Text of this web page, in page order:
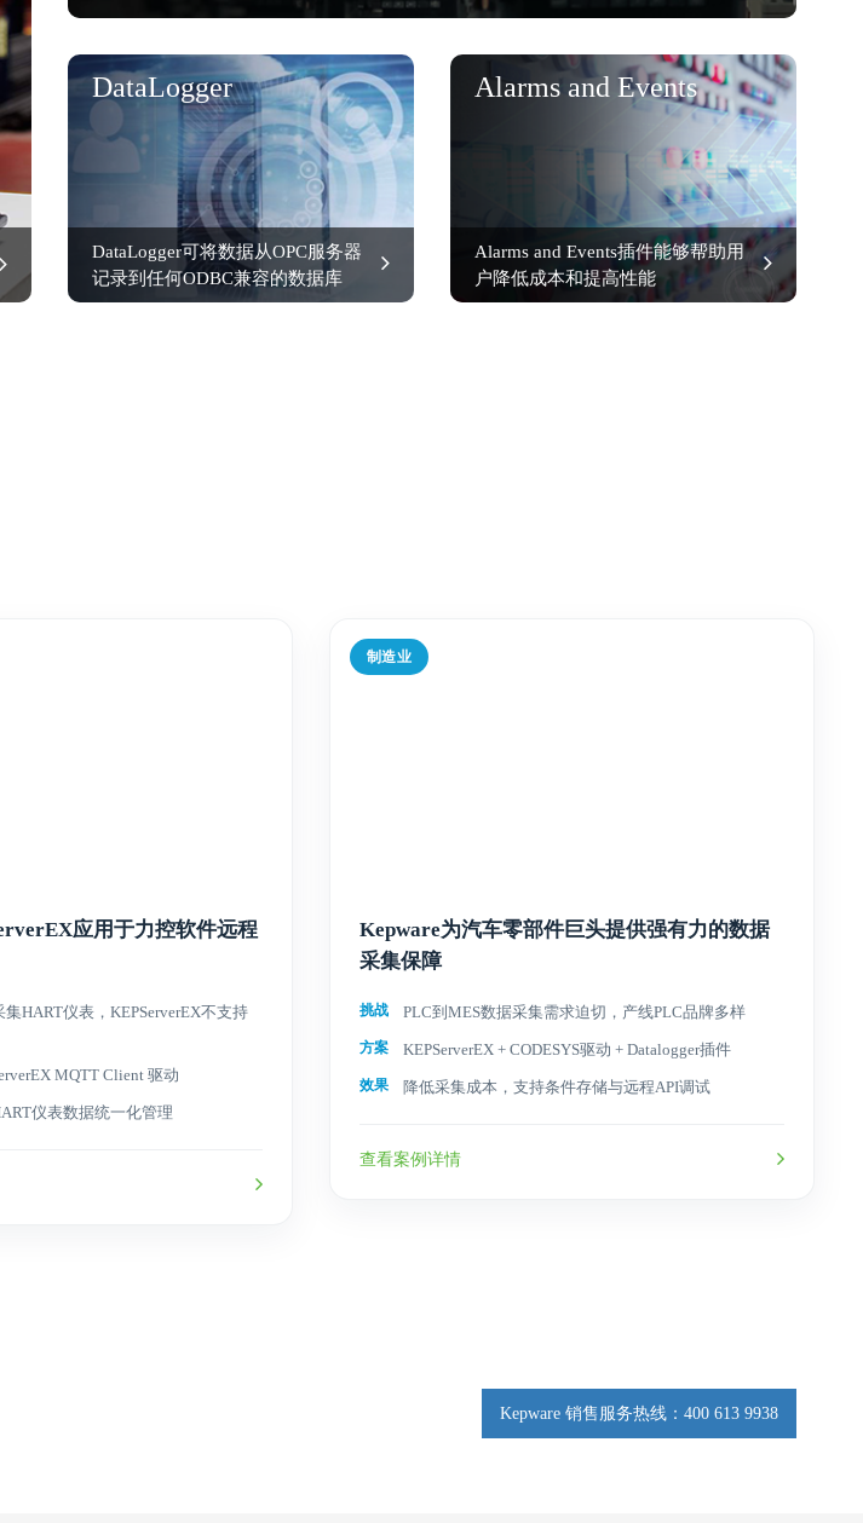
DataLogger
DataLogger可将数据从OPC服务器
记录到任何ODBC兼容的数据库
Alarms and Events
Alarms and Events插件能够帮助用
户降低成本和提高性能
应用于力控软件远程
HART仪表，KEPServerEX不支持
MQTT Client 驱动
仪表数据统一化管理
制造业
Kepware为汽车零部件巨头提供强有力的数据
采集保障
挑战 PLC到MES数据采集需求迫切，产线PLC品牌多样
方案 KEPServerEX + CODESYS驱动 + Datalogger插件
效果 降低采集成本，支持条件存储与远程API调试
查看案例详情
Kepware 销售服务热线：400 613 9938